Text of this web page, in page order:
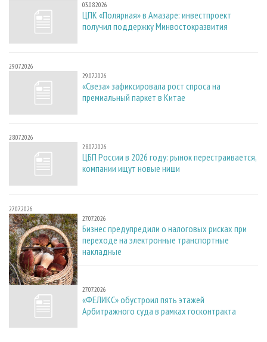
03.08.2026
ЦПК «Полярная» в Амазаре: инвестпроект
получил поддержку Минвостокразвития
29.07.2026
29.07.2026
«Свеза» зафиксировала рост спроса на
премиальный паркет в Китае
28.07.2026
28.07.2026
ЦБП России в 2026 году: рынок перестраивается,
компании ищут новые ниши
27.07.2026
27.07.2026
Бизнес предупредили о налоговых рисках при
переходе на электронные транспортные
накладные
27.07.2026
27.07.2026
«ФЕЛИКС» обустроил пять этажей
Арбитражного суда в рамках госконтракта